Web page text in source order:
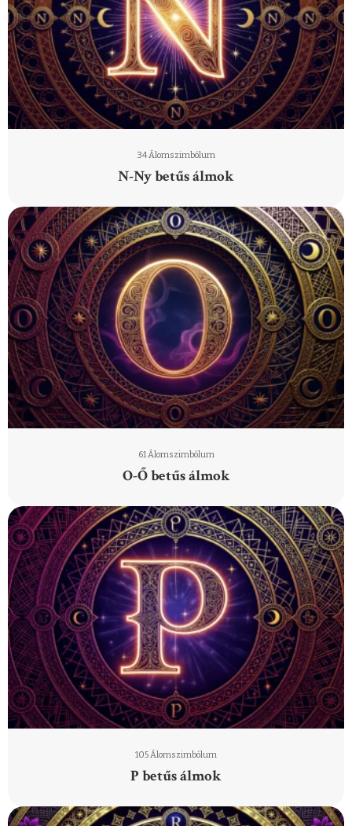
34 Álomszimbólum
N-Ny betűs álmok
61 Álomszimbólum
O-Ő betűs álmok
105 Álomszimbólum
P betűs álmok